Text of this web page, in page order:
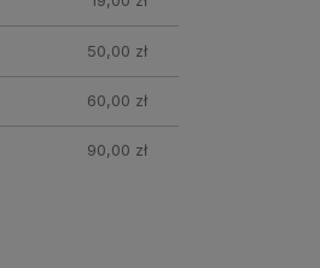
50,00 zł
60,00 zł
90,00 zł